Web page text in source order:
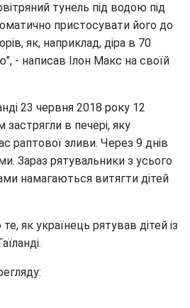
тунель під водою під
пристосувати його до
як, наприклад, діра в 70
- написав Ілон Макс на своїй
23 червня 2018 року 12
застрягли в печері, яку
раптової зливи. Через 9 днів
Зараз рятувальники з усього
намагаються витягти дітей
як українець рятував дітей із